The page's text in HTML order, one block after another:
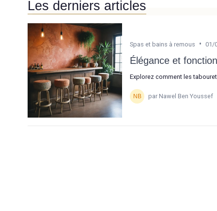
Les derniers articles
Spas et bains à remous • 01/
Élégance et
Explorez comment les
par Nawel Ben Youssef